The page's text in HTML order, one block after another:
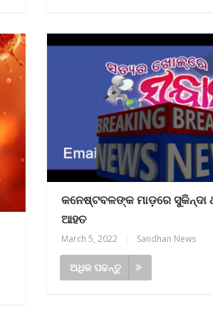
କନେଷ୍ଟବଳଙ୍କ ମାଡ଼ରେ ସୁକିନ୍ଦା
ଆହତ
March 5, 2022 Sandhan News
ଅଧିକ ପଢନ୍ତୁ